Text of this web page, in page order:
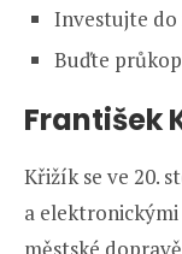
Investujte
Buďte
František
Křižík se ve 20.
a
městské